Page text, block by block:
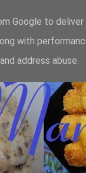
Google to
with
address abuse.